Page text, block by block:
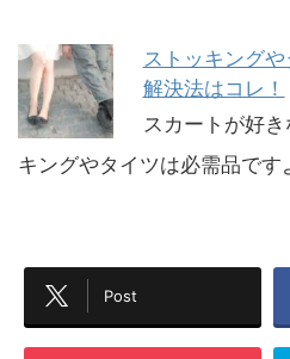
ストッキング
解決法はコレ！
スカートが好
キングやタイツは必需品で
Post